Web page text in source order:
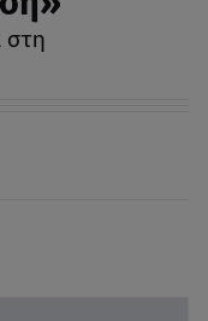
στη